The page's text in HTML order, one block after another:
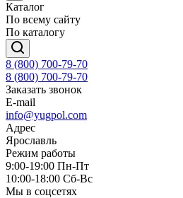
Каталог
По всему сайту
По каталогу
8 (800) 700-79-70
8 (800) 700-79-70
Заказать звонок
E-mail
info@yugpol.com
Адрес
Ярославль
Режим работы
9:00-19:00 Пн-Пт
10:00-18:00 Cб-Вс
Мы в соцсетях